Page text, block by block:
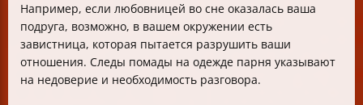
Например, если любовницей во сне оказалась ваша
подруга, возможно, в вашем окружении есть
завистница, которая пытается разрушить ваши
отношения. Следы помады на одежде парня указывают
на недоверие и необходимость разговора.